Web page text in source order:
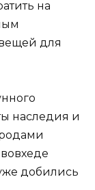
на
для
наследия и
добились